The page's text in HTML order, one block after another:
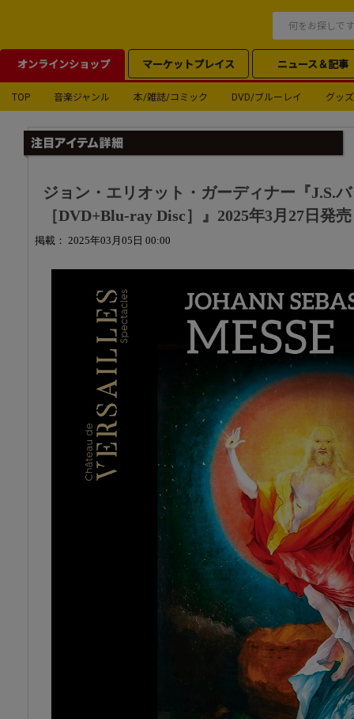
オンラインショップ マーケットプレイス ニュース＆記事
TOP 音楽ジャンル 本/雑誌/コミック DVD/ブルーレイ グッズ
ジョン・エリオット・ガーディナー『J.S.
［DVD+Blu-ray Disc］』2025年3月27日発売
掲載： 2025年03月05日 00:00